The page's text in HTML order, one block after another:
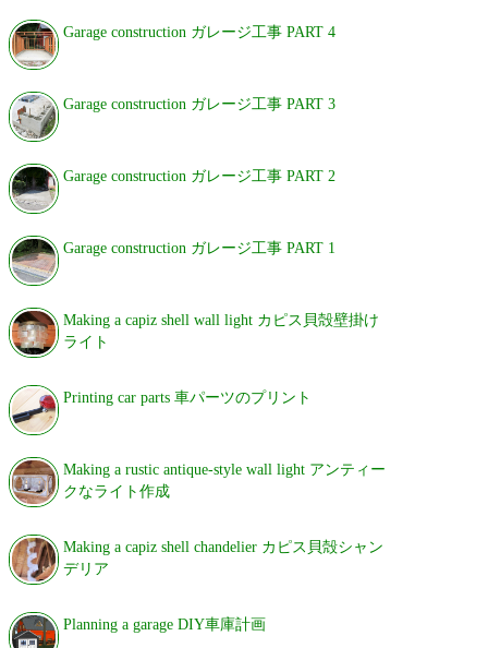
Garage construction ガレージ工事 PART 4
Garage construction ガレージ工事 PART 3
Garage construction ガレージ工事 PART 2
Garage construction ガレージ工事 PART 1
Making a capiz shell wall light カピス貝殻壁掛け
ライト
Printing car parts 車パーツのプリント
Making a rustic antique-style wall light アンティー
クなライト作成
Making a capiz shell chandelier カピス貝殻シャン
デリア
Planning a garage DIY車庫計画